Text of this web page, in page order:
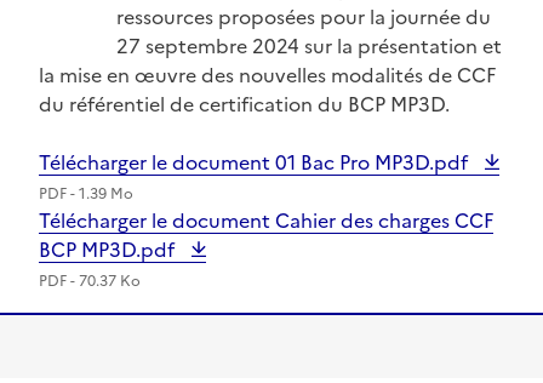
ressources proposées pour la journée du
27 septembre 2024 sur la présentation et
la mise en œuvre des nouvelles modalités de CCF
du référentiel de certification du BCP MP3D.
Télécharger le document 01 Bac Pro MP3D.pdf
PDF - 1.39 Mo
Télécharger le document Cahier des charges CCF
BCP MP3D.pdf
PDF - 70.37 Ko